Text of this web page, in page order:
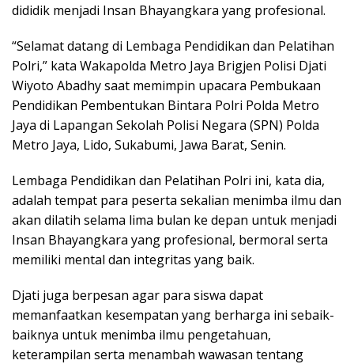
dididik menjadi Insan Bhayangkara yang profesional.
“Selamat datang di Lembaga Pendidikan dan Pelatihan
Polri,” kata Wakapolda Metro Jaya Brigjen Polisi Djati
Wiyoto Abadhy saat memimpin upacara Pembukaan
Pendidikan Pembentukan Bintara Polri Polda Metro
Jaya di Lapangan Sekolah Polisi Negara (SPN) Polda
Metro Jaya, Lido, Sukabumi, Jawa Barat, Senin.
Lembaga Pendidikan dan Pelatihan Polri ini, kata dia,
adalah tempat para peserta sekalian menimba ilmu dan
akan dilatih selama lima bulan ke depan untuk menjadi
Insan Bhayangkara yang profesional, bermoral serta
memiliki mental dan integritas yang baik.
Djati juga berpesan agar para siswa dapat
memanfaatkan kesempatan yang berharga ini sebaik-
baiknya untuk menimba ilmu pengetahuan,
keterampilan serta menambah wawasan tentang